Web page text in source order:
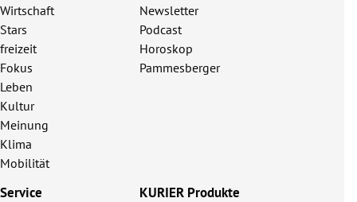
Wirtschaft
Stars
freizeit
Fokus
Leben
Kultur
Meinung
Klima
Mobilität
Newsletter
Podcast
Horoskop
Pammesberger
Service KURIER Produkte